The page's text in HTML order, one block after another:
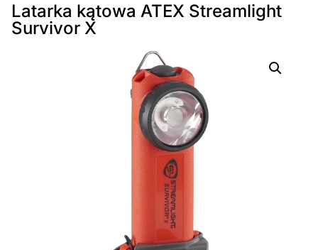
Latarka kątowa ATEX Streamlight
Survivor X